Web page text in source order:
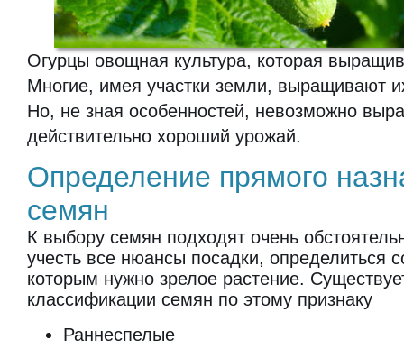
Огурцы овощная культура, которая
Многие, имея участки земли, выращивают
Но, не зная особенностей, невозможно
действительно хороший урожай.
Определение прямого
семян
К выбору семян подходят очень
учесть все нюансы посадки, определиться
которым нужно зрелое растение.
классификации семян по этому признаку
Раннеспелые